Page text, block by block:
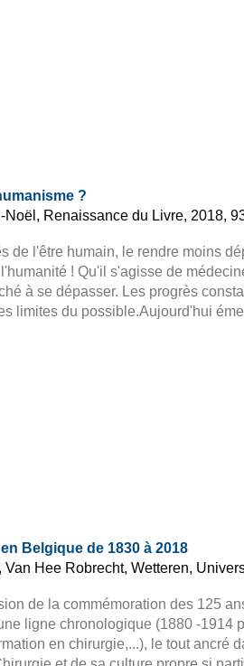
?
Noël, Renaissance du Livre, 2018,
de l'être humain, le rendre moins
! Qu'il s'agisse de
à se dépasser. Les progrès
limites du possible.Aujourd'hui
Belgique de 1830 à 2018
Van Hee Robrecht, Wetteren,
de la commémoration des 125
ligne chronologique (1880 -
en chirurgie,...), le tout ancré